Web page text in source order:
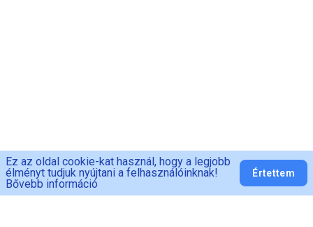
Ez az oldal cookie-kat használ, hogy a legjobb
élményt tudjuk nyújtani a felhasználóinknak!
Bővebb információ
Értettem